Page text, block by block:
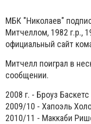
МБК "Николаев"
Митчеллом, 1982 г.р.,
официальный сайт
Митчелл поиграл в
сообщении.
2008 г. - Броуз
2009/10 - Хапоэль
2010/11 - Маккаби